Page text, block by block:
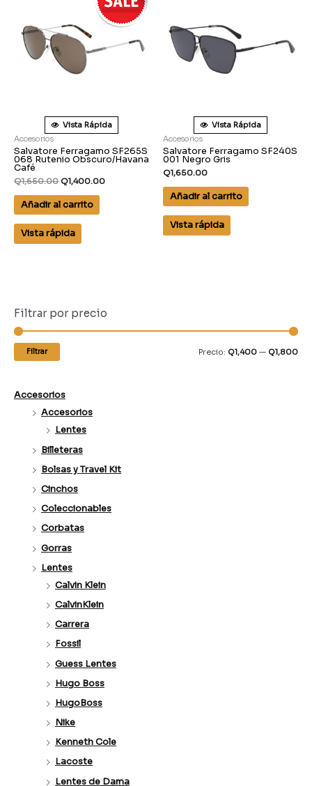
Filtrar por precio
Filtrar Precio: Q1,400 — Q1,800
Accesorios
Accesorios
Lentes
Billeteras
Bolsas y Travel Kit
Cinchos
Coleccionables
Corbatas
Gorras
Lentes
Calvin Klein
CalvinKlein
Carrera
Fossil
Guess Lentes
Hugo Boss
HugoBoss
Nike
Kenneth Cole
Lacoste
Lentes de Dama
Vista Rápida
Accesorios
Salvatore Ferragamo SF265S
068 Rutenio Obscuro/Havana
Café
Q1,650.00 Q1,400.00
Añadir al carrito
Vista rápida
Vista Rápida
Accesorios
Salvatore Ferragamo SF240S
001 Negro Gris
Q1,650.00
Añadir al carrito
Vista rápida